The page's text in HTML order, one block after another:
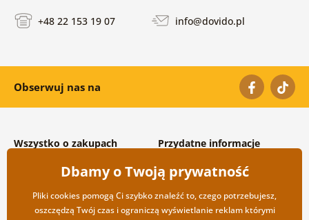
+48 22 153 19 07 info@dovido.pl
Obserwuj nas na
Wszystko o zakupach
Warunki handlowe i
reklamacyjne
Prywatność
Opcje wysyłki i płatności
Przydatne informacje
Często zadawane pytania
Kontakt
Współpraca hurtowa
Dbamy o Twoją prywatność
Pliki cookies pomogą Ci szybko znaleźć to, czego potrzebujesz,
oszczędzą Twój czas i ograniczą wyświetlanie reklam którymi